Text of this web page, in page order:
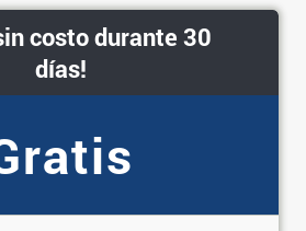
costo durante 30
días!